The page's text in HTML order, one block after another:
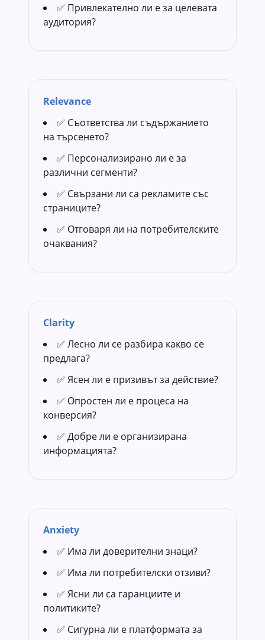
✅ Привлекателно ли е за целевата
аудитория?
Relevance
✅ Съответства ли съдържанието
на търсенето?
✅ Персонализирано ли е за
различни сегменти?
✅ Свързани ли са рекламите със
страниците?
✅ Отговаря ли на потребителските
очаквания?
Clarity
✅ Лесно ли се разбира какво се
предлага?
✅ Ясен ли е призивът за действие?
✅ Опростен ли е процеса на
конверсия?
✅ Добре ли е организирана
информацията?
Anxiety
✅ Има ли доверителни знаци?
✅ Има ли потребителски отзиви?
✅ Ясни ли са гаранциите и
политиките?
✅ Сигурна ли е платформата за